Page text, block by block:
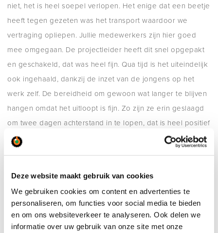
Deze website maakt gebruik van cookies
We gebruiken cookies om content en advertenties te
personaliseren, om functies voor social media te bieden
en om ons websiteverkeer te analyseren. Ook delen we
informatie over uw gebruik van onze site met onze
niet, het is heel soepel verlopen. Het enige dat een beetje
heeft tegen gezeten was het transport waardoor we
vertraging opliepen. Jullie medewerkers zijn hier goed
mee omgegaan. De projectleider heeft dit snel opgepakt
en geschakeld, dat was heel fijn. Qua tijd is het uiteindelijk
ook ingehaald, dankzij de inzet van de jongens op het
werk zelf. De bereidheid om gewoon wat langer te blijven
hangen omdat het uitloopt is fijn. Zo zijn ze erin geslaagd
om twee dagen achterstand in te lopen, dat is heel positief
natuurlijk”. Hij voegt nog toe dat er respect is naar elkaar
goede samenwerking. En wij als klant hebben ook begrip
voor jullie als specialisten die het werk uitvoeren”. Hij zou
Saan zeker aanbevelen aan andere klanten: “Jullie zijn
gewoon heel capabel in dit soort dingen, in